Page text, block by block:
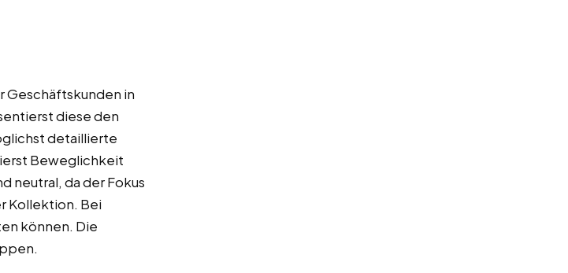
Geschäftskunden in
diese den
detaillierte
Beweglichkeit
neutral, da der Fokus
Kollektion. Bei
können. Die